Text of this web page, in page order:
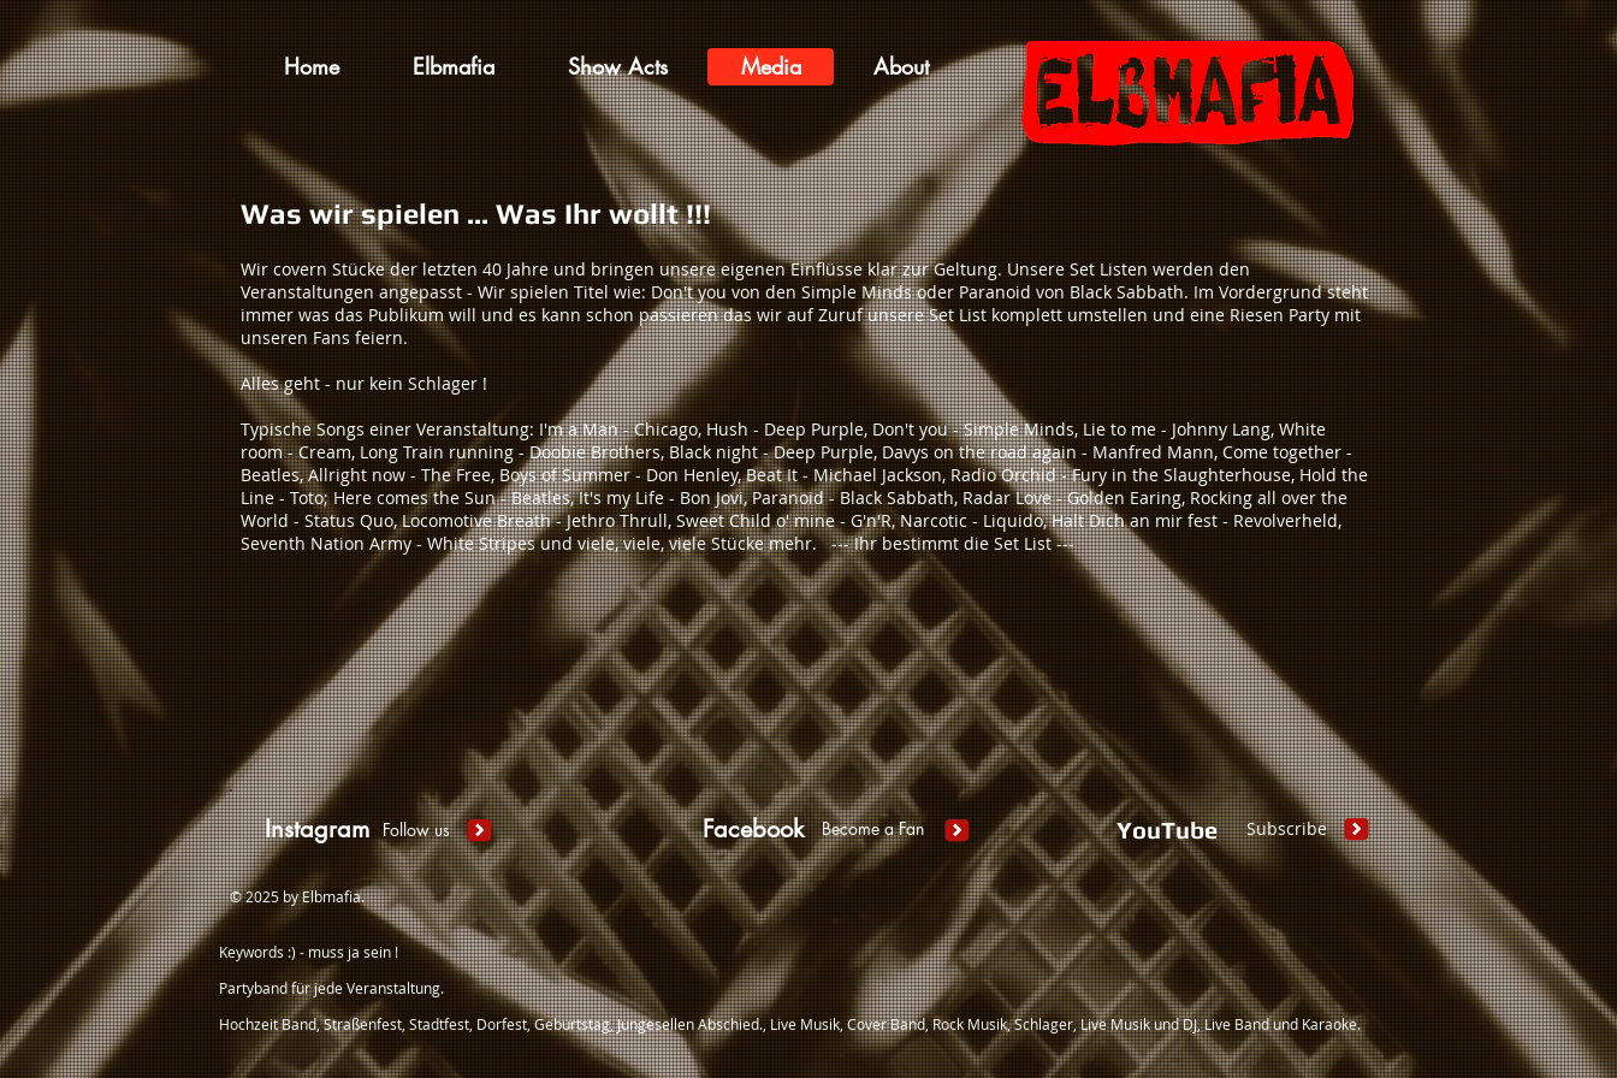
Home Elbmafia Show Acts Media About
Was wir spielen ... Was Ihr wollt !!!
Wir covern Stücke der letzten 40 Jahre und bringen unsere eigenen Einflüsse klar zur Geltung. Unsere Set Listen werden den
Veranstaltungen angepasst - Wir spielen Titel wie: Don't you von den Simple Minds oder Paranoid von Black Sabbath. Im Vordergrund steht
immer was das Publikum will und es kann schon passieren das wir auf Zuruf unsere Set List komplett umstellen und eine Riesen Party mit
unseren Fans feiern.
Alles geht - nur kein Schlager !
Typische Songs einer Veranstaltung: I'm a Man - Chicago, Hush - Deep Purple, Don't you - Simple Minds, Lie to me - Johnny Lang, White
room - Cream, Long Train running - Doobie Brothers, Black night - Deep Purple, Davys on the road again - Manfred Mann, Come together -
Beatles, Allright now - The Free, Boys of Summer - Don Henley, Beat It - Michael Jackson, Radio Orchid - Fury in the Slaughterhouse, Hold the
Line - Toto; Here comes the Sun - Beatles, It's my Life - Bon Jovi, Paranoid - Black Sabbath, Radar Love - Golden Earing, Rocking all over the
World - Status Quo, Locomotive Breath - Jethro Thrull, Sweet Child o' mine - G'n'R, Narcotic - Liquido, Halt Dich an mir fest - Revolverheld,
Seventh Nation Army - White Stripes und viele, viele, viele Stücke mehr. --- Ihr bestimmt die Set List ---
Instagram Follow us Facebook Become a Fan YouTube Subscribe
Keywords :) - muss ja sein !
Partyband für jede Veranstaltung.
Hochzeit Band, Straßenfest, Stadtfest, Dorfest, Geburtstag, Jungesellen Abschied., Live Musik, Cover Band, Rock Musik, Schlager, Live Musik und DJ, Live Band und Karaoke.
© 2025 by Elbmafia.